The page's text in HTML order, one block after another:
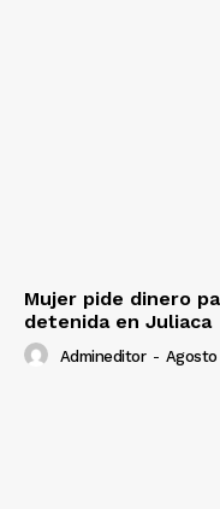
Mujer pide dinero
detenida en Juliaca
Admineditor - Agosto